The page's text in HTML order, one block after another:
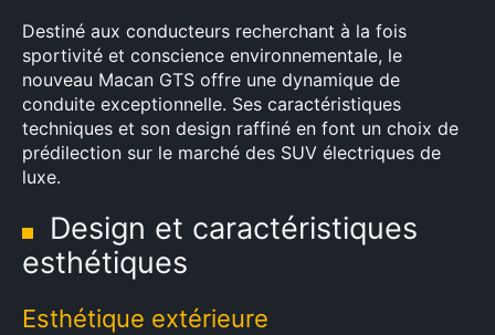
Destiné aux conducteurs recherchant à la fois
sportivité et conscience environnementale, le
nouveau Macan GTS offre une dynamique de
conduite exceptionnelle. Ses caractéristiques
techniques et son design raffiné en font un choix de
prédilection sur le marché des SUV électriques de
luxe.
Design et caractéristiques
esthétiques
Esthétique extérieure